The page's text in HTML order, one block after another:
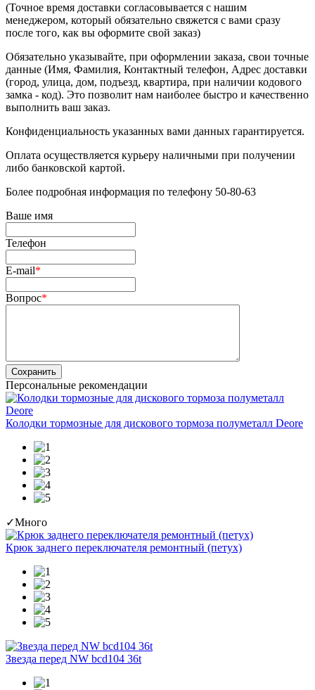
(Точное время доставки согласовывается с нашим
менеджером, который обязательно свяжется с вами сразу
после того, как вы оформите свой заказ)
Обязательно указывайте, при оформлении заказа, свои точные
данные (Имя, Фамилия, Контактный телефон, Адрес доставки
(город, улица, дом, подъезд, квартира, при наличии кодового
замка - код). Это позволит нам наиболее быстро и качественно
выполнить ваш заказ.
Конфиденциальность указанных вами данных гарантируется.
Оплата осуществляется курьеру наличными при получении
либо банковской картой.
Более подробная информация по телефону 50-80-63
Ваше имя
Телефон
E-mail*
Вопрос*
Сохранить
Персональные рекомендации
Колодки тормозные для дискового тормоза полуметалл Deore
✓Много
Крюк заднего переключателя ремонтный (петух)
Звезда перед NW bcd104 36t